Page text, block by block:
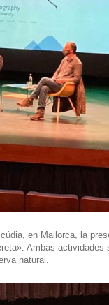
, en Mallorca, la
Ambas
natural.